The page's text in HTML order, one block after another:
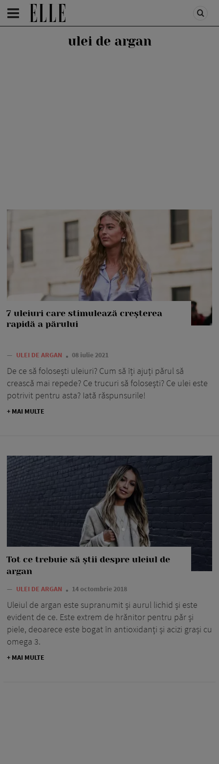
HOMEPAGE /BEAUTY
ulei de argan
7 uleiuri care stimulează creșterea
rapidă a părului
— ULEI DE ARGAN 08 iulie 2021
De ce să folosești uleiuri? Cum să îți ajuți părul să
crească mai repede? Ce trucuri să folosești? Ce ulei este
potrivit pentru asta? Iată răspunsurile!
+ MAI MULTE
Tot ce trebuie să știi despre uleiul de
argan
— ULEI DE ARGAN 14 octombrie 2018
Uleiul de argan este supranumit și aurul lichid și este
evident de ce. Este extrem de hrănitor pentru păr și
piele, deoarece este bogat în antioxidanți și acizi grași cu
omega 3.
+ MAI MULTE